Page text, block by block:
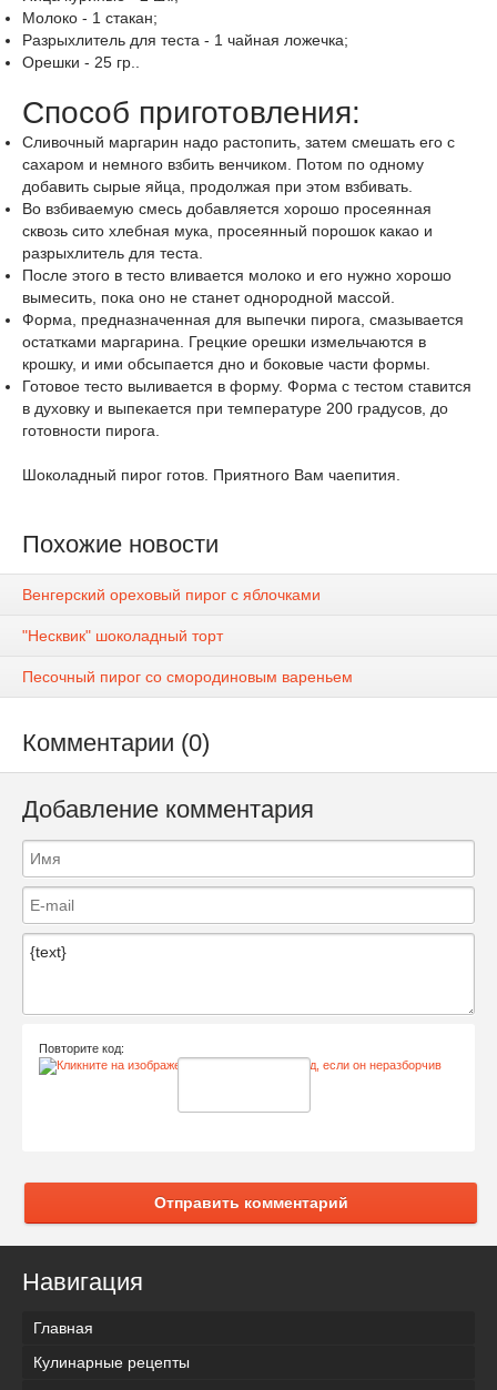
Молоко - 1 стакан;
Разрыхлитель для теста - 1 чайная ложечка;
Орешки - 25 гр.
Способ приготовления:
Сливочный маргарин надо растопить, затем смешать его с
сахаром и немного взбить венчиком. Потом по одному
добавить сырые яйца, продолжая при этом взбивать.
Во взбиваемую смесь добавляется хорошо просеянная
сквозь сито хлебная мука, просеянный порошок какао и
разрыхлитель для теста.
После этого в тесто вливается молоко и его нужно хорошо
вымесить, пока оно не станет однородной массой.
Форма, предназначенная для выпечки пирога, смазывается
остатками маргарина. Грецкие орешки измельчаются в
крошку, и ими обсыпается дно и боковые части формы.
Готовое тесто выливается в форму. Форма с тестом ставится
в духовку и выпекается при температуре 200 градусов, до
готовности пирога.
Шоколадный пирог готов. Приятного Вам чаепития.
Похожие новости
Венгерский ореховый пирог с яблочками
"Несквик" шоколадный торт
Песочный пирог со смородиновым вареньем
Комментарии (0)
Добавление комментария
Повторите код:
Отправить комментарий
Навигация
Главная
Кулинарные рецепты